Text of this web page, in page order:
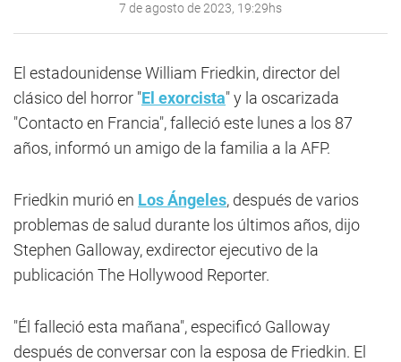
7 de agosto de 2023, 19:29hs
El estadounidense William Friedkin, director del
clásico del horror "El exorcista" y la oscarizada
"Contacto en Francia", falleció este lunes a los 87
años, informó un amigo de la familia a la AFP.
Friedkin murió en Los Ángeles, después de varios
problemas de salud durante los últimos años, dijo
Stephen Galloway, exdirector ejecutivo de la
publicación The Hollywood Reporter.
"Él falleció esta mañana", especificó Galloway
después de conversar con la esposa de Friedkin. El